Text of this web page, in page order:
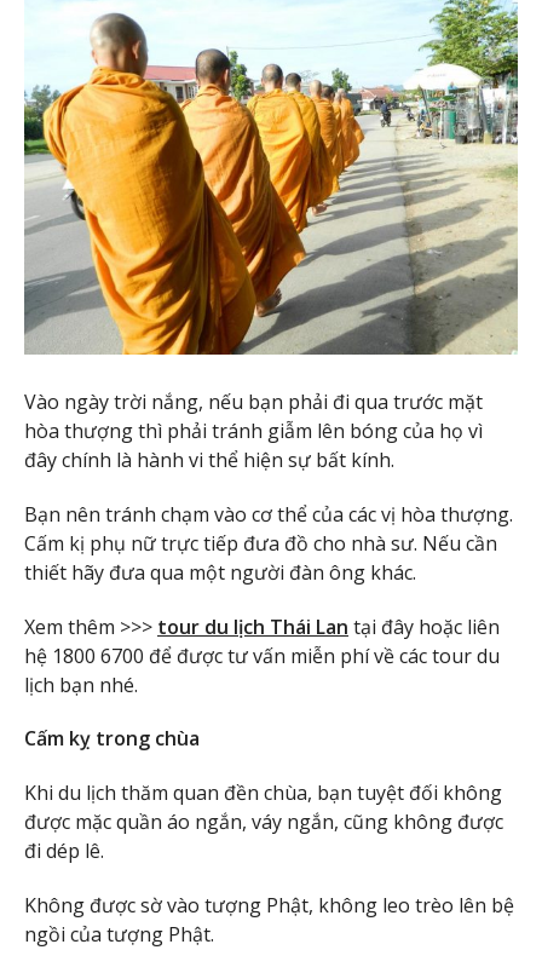
Vào ngày trời nắng, nếu bạn phải đi qua trước mặt
hòa thượng thì phải tránh giẫm lên bóng của họ vì
đây chính là hành vi thể hiện sự bất kính.
Bạn nên tránh chạm vào cơ thể của các vị hòa thượng.
Cấm kị phụ nữ trực tiếp đưa đồ cho nhà sư. Nếu cần
thiết hãy đưa qua một người đàn ông khác.
Xem thêm >>> tour du lịch Thái Lan tại đây hoặc liên
hệ 1800 6700 để được tư vấn miễn phí về các tour du
lịch bạn nhé.
Cấm kỵ trong chùa
Khi du lịch thăm quan đền chùa, bạn tuyệt đối không
được mặc quần áo ngắn, váy ngắn, cũng không được
đi dép lê.
Không được sờ vào tượng Phật, không leo trèo lên bệ
ngồi của tượng Phật.